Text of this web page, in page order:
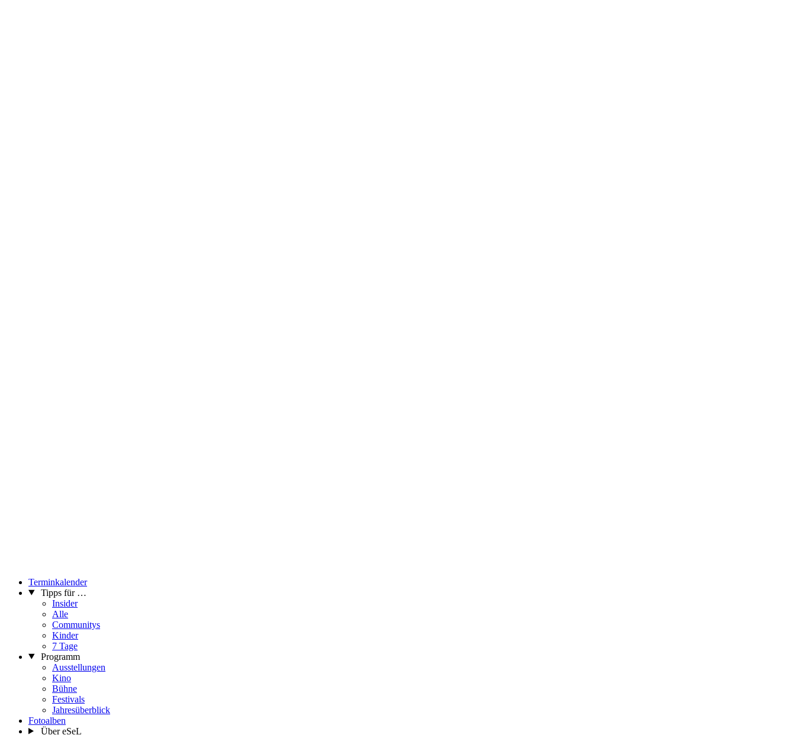
Terminkalender
Tipps für …
Insider
Alle
Communitys
Kinder
7 Tage
Programm
Ausstellungen
Kino
Bühne
Festivals
Jahresüberblick
Fotoalben
Über eSeL